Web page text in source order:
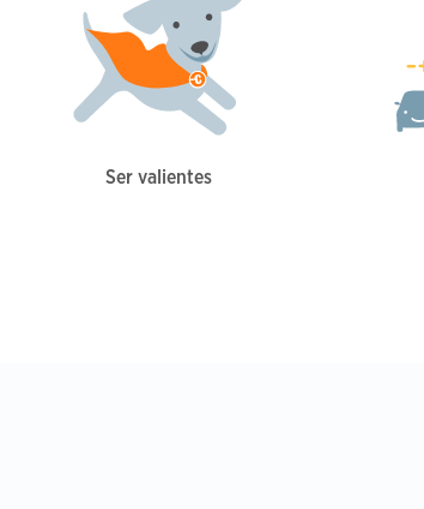
Ser valientes